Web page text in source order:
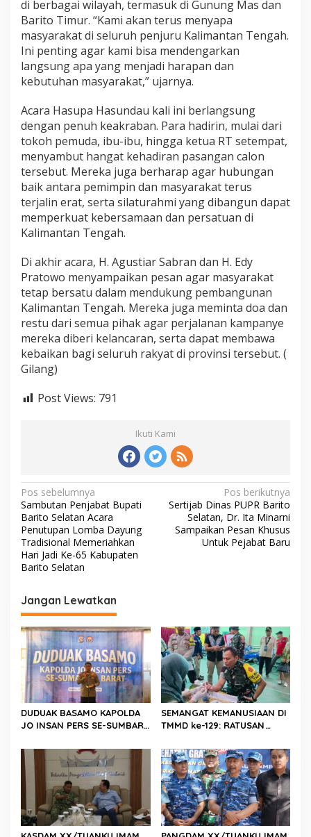
di berbagai wilayah, termasuk di Gunung Mas dan
Barito Timur. “Kami akan terus menyapa
masyarakat di seluruh penjuru Kalimantan Tengah.
Ini penting agar kami bisa mendengarkan
langsung apa yang menjadi harapan dan
kebutuhan masyarakat,” ujarnya.
Acara Hasupa Hasundau kali ini berlangsung
dengan penuh keakraban. Para hadirin, mulai dari
tokoh pemuda, ibu-ibu, hingga ketua RT setempat,
menyambut hangat kehadiran pasangan calon
tersebut. Mereka juga berharap agar hubungan
baik antara pemimpin dan masyarakat terus
terjalin erat, serta silaturahmi yang dibangun dapat
memperkuat kebersamaan dan persatuan di
Kalimantan Tengah.
Di akhir acara, H. Agustiar Sabran dan H. Edy
Pratowo menyampaikan pesan agar masyarakat
tetap bersatu dalam mendukung pembangunan
Kalimantan Tengah. Mereka juga meminta doa dan
restu dari semua pihak agar perjalanan kampanye
mereka diberi kelancaran, serta dapat membawa
kebaikan bagi seluruh rakyat di provinsi tersebut. (
Gilang)
Post Views: 791
Ikuti Kami
N
a
v
i
g
a
s
i
p
o
s
Pos sebelumnya
Sambutan Penjabat Bupati
Barito Selatan Acara
Penutupan Lomba Dayung
Tradisional Memeriahkan
Hari Jadi Ke-65 Kabupaten
Barito Selatan
Pos berikutnya
Sertijab Dinas PUPR Barito
Selatan, Dr. Ita Minarni
Sampaikan Pesan Khusus
Untuk Pejabat Baru
Jangan Lewatkan
DUDUAK BASAMO KAPOLDA
JO INSAN PERS SE-SUMBAR,
Abadhy Dorong Kolaborasi
Polri dan Media Demi
Kepentingan Masyarakat
SEMANGAT KEMANUSIAAN DI
TMMD ke-129: RATUSAN
KEBUTUHAAN STOK DARAH